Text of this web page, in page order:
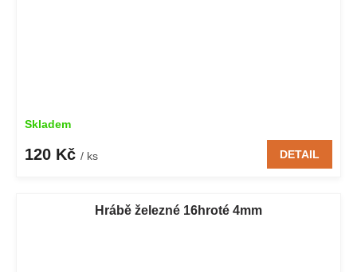
Skladem
120 Kč / ks DETAIL
Hrábě železné 16hroté 4mm